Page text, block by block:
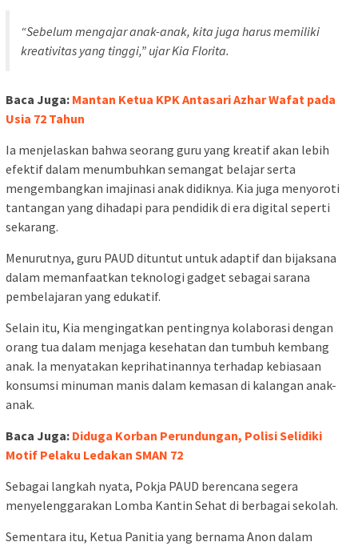
“Sebelum mengajar anak-anak, kita juga harus memiliki
kreativitas yang tinggi,” ujar Kia Florita.
Baca Juga: Mantan Ketua KPK Antasari Azhar Wafat pada
Usia 72 Tahun
Ia menjelaskan bahwa seorang guru yang kreatif akan lebih
efektif dalam menumbuhkan semangat belajar serta
mengembangkan imajinasi anak didiknya. Kia juga menyoroti
tantangan yang dihadapi para pendidik di era digital seperti
sekarang.
Menurutnya, guru PAUD dituntut untuk adaptif dan bijaksana
dalam memanfaatkan teknologi gadget sebagai sarana
pembelajaran yang edukatif.
Selain itu, Kia mengingatkan pentingnya kolaborasi dengan
orang tua dalam menjaga kesehatan dan tumbuh kembang
anak. Ia menyatakan keprihatinannya terhadap kebiasaan
konsumsi minuman manis dalam kemasan di kalangan anak-
anak.
Baca Juga: Diduga Korban Perundungan, Polisi Selidiki
Motif Pelaku Ledakan SMAN 72
Sebagai langkah nyata, Pokja PAUD berencana segera
menyelenggarakan Lomba Kantin Sehat di berbagai sekolah.
Sementara itu, Ketua Panitia yang bernama Anon dalam